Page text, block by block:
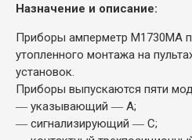
Назначение и описание:
Приборы амперметр М1730МА
утопленного монтажа на
установок.
Приборы выпускаются пяти
― указывающий ― А;
― сигнализирующий ― С;